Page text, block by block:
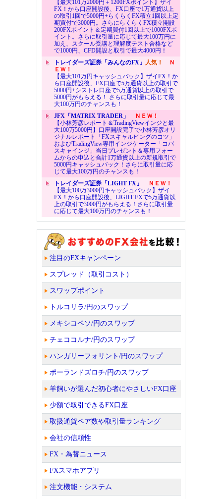
【最大101万2000円＋1200FXポイント】ザイ
FX！から口座開設後、FX口座で1万通貨以上
の取引1回で5000円+らくらくFX積立1回以上定
期買付で3000円。さらにらくらくFX積立開設
200FXポイント＆定期買付1回以上で1000FXポ
イント。さらに取引量に応じて最大100万円に
加え、スクール受講と理解度テスト合格など
で1000円、CFD開設と取引で最大4000円！
トレイダーズ証券「みんなのFX」 人気！
Ｎ
ＥＷ！
【最大101万円キャッシュバック】ザイFX！か
ら口座開設後、FX口座で5万通貨以上の取引で
5000円+シストレ口座で5万通貨以上の取引で
5000円がもらえる！ さらに取引量に応じて最
大100万円のチャンスも！
JFX「MATRIX TRADER」
ＮＥＷ！
【小林芳彦レポート＆TradingViewインジと最
大100万5000円】口座開設完了で小林芳彦オリ
ジナルレポート「FXスキャルピングのコツ」
およびTradingView専用インジケーター「コバ
スキャインジ」当日プレゼント＆専用フォー
ムからの申込と合計1万通貨以上の新規取引で
5000円キャッシュバック！さらに取引量に応
じて最大100万円のチャンスも！
トレイダーズ証券「LIGHT FX」
ＮＥＷ！
【最大100万3000円キャッシュバック】ザイ
FX！から口座開設後、LIGHT FXで5万通貨以
上の取引で3000円がもらえる！さらに取引量
に応じて最大100万円のチャンスも！
注目のFXキャンペーン
スプレッド（取引コスト）
スワップポイント
トルコリラ/円のスワップ
メキシコペソ/円のスワップ
チェココルナ/円のスワップ
ハンガリーフォリント/円のスワップ
ポーランドズロチ/円のスワップ
羊飼いが選んだ初心者にやさしいFX口座
少額で取引できるFX口座
取扱通貨ペア数や取引量ランキング
会社の信頼性
FX・為替ニュース
FXスマホアプリ
注文機能・システム